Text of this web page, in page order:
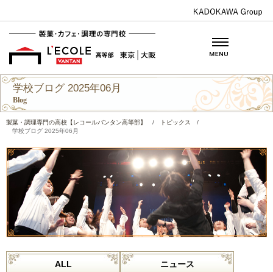
学校ブログ 2025年06月
Blog
製菓・調理専門の高校【レコールバンタン高等部】 / トピックス
/
学校ブログ 2025年06月
ALL ニュース